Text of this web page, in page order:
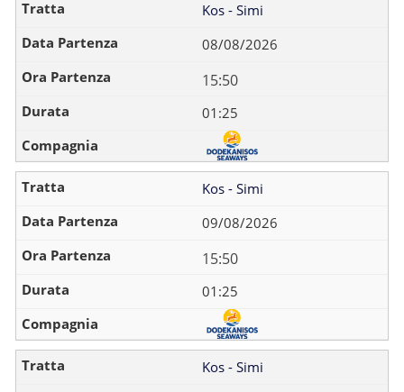
Kos - Simi
08/08/2026
15:50
01:25
Kos - Simi
09/08/2026
15:50
01:25
Kos - Simi